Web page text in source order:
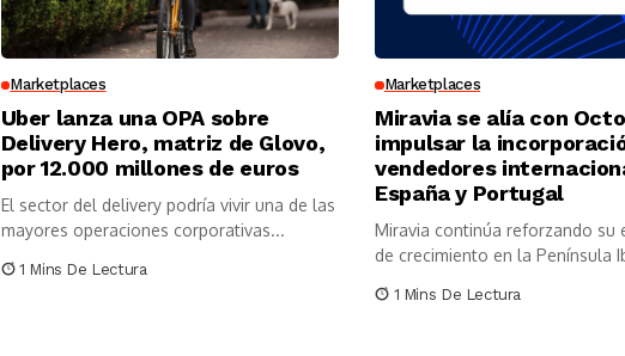
Marketplaces
Uber lanza una OPA sobre
Delivery Hero, matriz de Glovo,
por 12.000 millones de euros
El sector del delivery podría vivir una de las
mayores operaciones corporativas...
1 Mins De Lectura
Marketplaces
Miravia se alía con
impulsar la
vendedores
España y Portugal
Miravia continúa reforzando su
de crecimiento en la Península
1 Mins De Lectura